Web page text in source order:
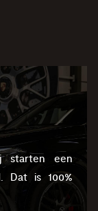
starten een
Dat is 100%